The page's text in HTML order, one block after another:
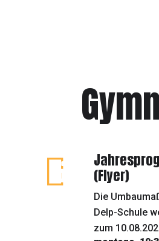
(Flyer)
Die
Delp-Schule
zum